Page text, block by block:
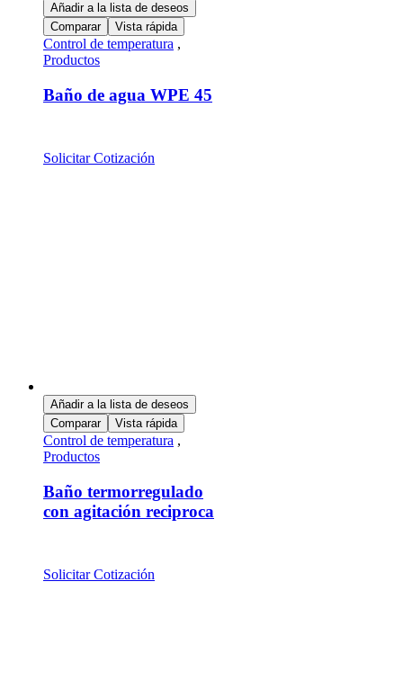
Añadir a la lista de deseos
Comparar
Vista rápida
Control de temperatura ,
Productos
Baño de agua WPE 45
Solicitar Cotización
Añadir a la lista de deseos
Comparar
Vista rápida
Control de temperatura ,
Productos
Baño termorregulado
con agitación reciproca
Solicitar Cotización